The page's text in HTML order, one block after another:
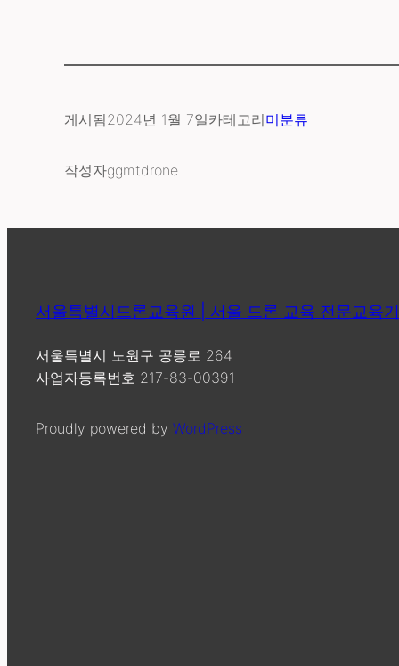
게시됨2024년 1월 7일카테고리미분류
작성자ggmtdrone
서울특별시드론교육원 | 서울 드론 교육 전문교육
서울특별시 노원구 공릉로 264
사업자등록번호 217-83-00391
Proudly powered by WordPress